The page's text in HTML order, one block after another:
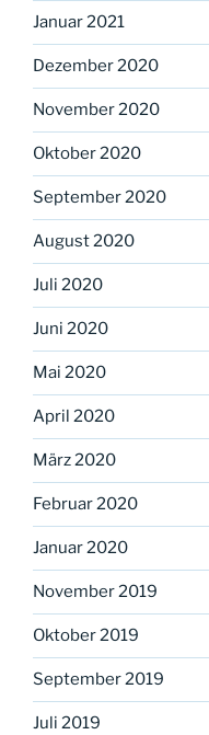
Januar 2021
Dezember 2020
November 2020
Oktober 2020
September 2020
August 2020
Juli 2020
Juni 2020
Mai 2020
April 2020
März 2020
Februar 2020
Januar 2020
November 2019
Oktober 2019
September 2019
Juli 2019